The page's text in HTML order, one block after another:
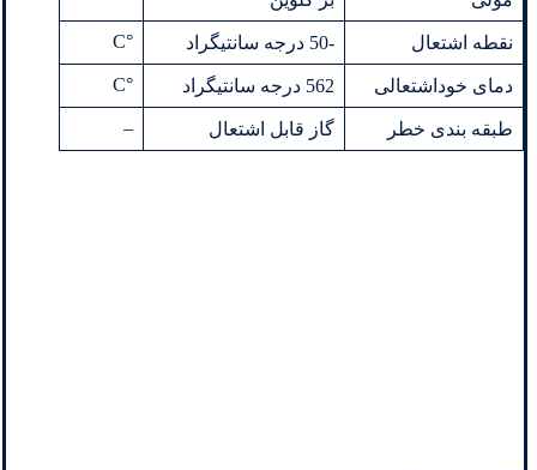
نقطه اشتعال -50 درجه سانتیگراد °C
دمای خوداشتعالی 562 درجه سانتیگراد °C
طبقه بندی خطر گاز قابل اشتعال –